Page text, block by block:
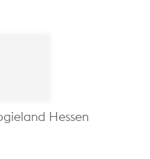
Hessen